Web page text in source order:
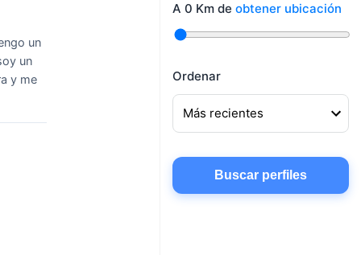
Mujeres buscando
amigos
A 0 Km de obtener ubicación
Ordenar
Buscar perfiles
un
un
y me